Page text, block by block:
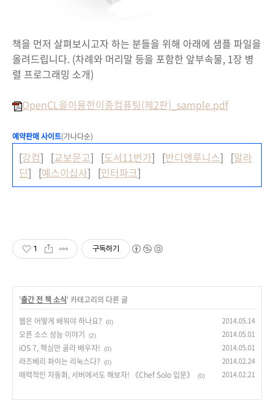
책을 먼저 살펴보시고자 하는 분들을 위해 아래에 샘플 파일을
올려드립니다. (차례와 머리말 등을 포함한 앞부속물, 1장 병
렬 프로그래밍 소개)
OpenCL을이용한이종컴퓨팅(제2판)_sample.pdf
예약판매 사이트(가나다순)
[강컴] [교보문고] [도서11번가] [반디앤루니스] [알라
딘] [예스이십사] [인터파크]
1 구독하기
'출간 전 책 소식' 카테고리의 다른 글
웹은 어떻게 배워야 하나요?
(0) 2014.05.14
오픈 소스 성능 이야기 (2) 2014.05.01
iOS 7, 핵심만 골라 배우자! (0) 2014.05.01
라즈베리 파이는 리눅스다? (0) 2014.02.24
매력적인 자동화, 서버에서도 해보자! 《Chef Solo 입문》 (0) 2014.02.21